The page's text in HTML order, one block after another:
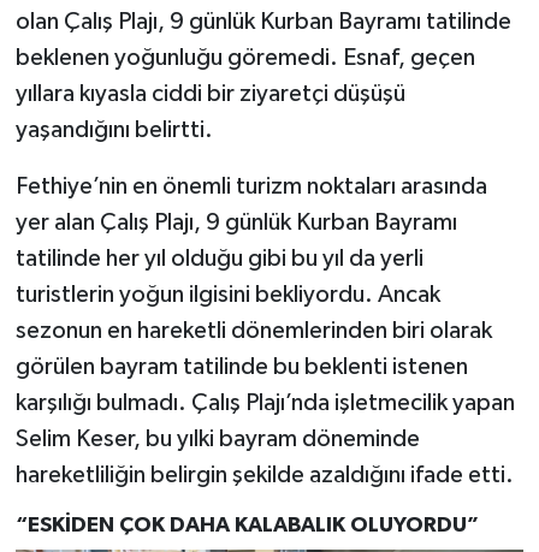
olan Çalış Plajı, 9 günlük Kurban Bayramı tatilinde
beklenen yoğunluğu göremedi. Esnaf, geçen
yıllara kıyasla ciddi bir ziyaretçi düşüşü
yaşandığını belirtti.
Fethiye’nin en önemli turizm noktaları arasında
yer alan Çalış Plajı, 9 günlük Kurban Bayramı
tatilinde her yıl olduğu gibi bu yıl da yerli
turistlerin yoğun ilgisini bekliyordu. Ancak
sezonun en hareketli dönemlerinden biri olarak
görülen bayram tatilinde bu beklenti istenen
karşılığı bulmadı. Çalış Plajı’nda işletmecilik yapan
Selim Keser, bu yılki bayram döneminde
hareketliliğin belirgin şekilde azaldığını ifade etti.
“ESKİDEN ÇOK DAHA KALABALIK OLUYORDU”